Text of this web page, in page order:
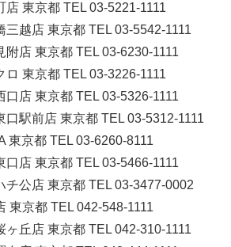
店 東京都 TEL 03-5221-1111
三越店 東京都 TEL 03-5542-1111
附店 東京都 TEL 03-6230-1111
ロ 東京都 TEL 03-3226-1111
口店 東京都 TEL 03-5326-1111
口駅前店 東京都 TEL 03-5312-1111
東京都 TEL 03-6260-8111
口店 東京都 TEL 03-5466-1111
チ公店 東京都 TEL 03-3477-0002
東京都 TEL 042-548-1111
ヶ丘店 東京都 TEL 042-310-1111